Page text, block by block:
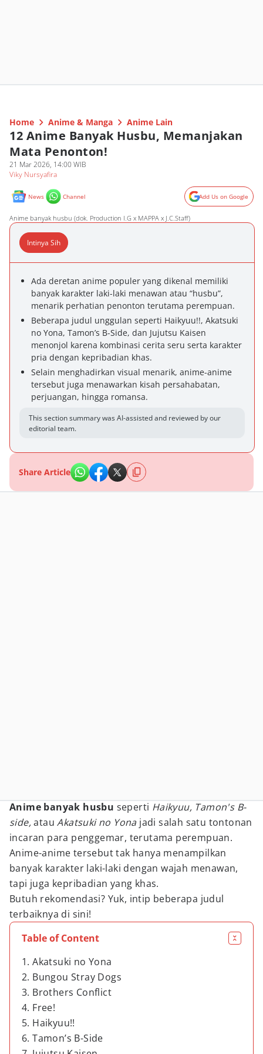
Home Anime & Manga Anime Lain
12 Anime Banyak Husbu, Memanjakan
Mata Penonton!
21 Mar 2026, 14:00 WIB
Viky Nursyafira
News Channel Add Us on Google
Anime banyak husbu (dok. Production I.G x MAPPA x J.C.Staff)
Intinya Sih
Ada deretan anime populer yang dikenal memiliki
banyak karakter laki-laki menawan atau “husbu”,
menarik perhatian penonton terutama perempuan.
Beberapa judul unggulan seperti Haikyuu!!, Akatsuki
no Yona, Tamon’s B-Side, dan Jujutsu Kaisen
menonjol karena kombinasi cerita seru serta karakter
pria dengan kepribadian khas.
Selain menghadirkan visual menarik, anime-anime
tersebut juga menawarkan kisah persahabatan,
perjuangan, hingga romansa.
This section summary was AI-assisted and reviewed by our
editorial team.
Share Article
Anime banyak husbu seperti Haikyuu, Tamon's B-
side,atauAkatsuki no Yona jadi salah satu tontonan
incaran para penggemar, terutama perempuan.
Anime-anime tersebut tak hanya menampilkan
banyak karakter laki-laki dengan wajah menawan,
tapi juga kepribadian yang khas.
Butuh rekomendasi? Yuk, intip beberapa judul
terbaiknya di sini!
Table of Content
1. Akatsuki no Yona
2. Bungou Stray Dogs
3. Brothers Conflict
4. Free!
5. Haikyuu!!
6. Tamon’s B-Side